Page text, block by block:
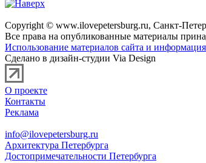
Copyright © www.ilovepetersburg.ru, Санкт-
Все права на опубликованные материалы
Использование материалов сайта и
Сделано в дизайн-студии Via Design
О проекте
Контакты
Реклама
info@ilovepetersburg.ru
Архитектура Петербурга
Достопримечательности Петербурга